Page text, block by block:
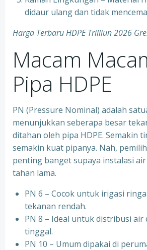
didaur ulang dan tidak
Harga Terbaru HDPE Trilliun 2026
Macam
Pipa HDPE
PN (Pressure Nominal) adalah
menunjukkan seberapa besar
ditahan oleh pipa HDPE. Semakin
semakin kuat pipanya. Nah,
penting banget supaya instalasi
tahan lama.
PN 6 – Cocok untuk irigasi
tekanan rendah.
PN 8 – Ideal untuk distribusi air
tinggal.
PN 10 – Umum dipakai di